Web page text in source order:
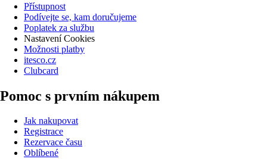
Přístupnost
Podívejte se, kam doručujeme
Poplatek za službu
Nastavení Cookies
Možnosti platby
itesco.cz
Clubcard
Pomoc s prvním nákupem
Jak nakupovat
Registrace
Rezervace času
Oblíbené